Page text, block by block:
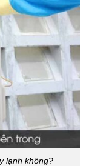
lạnh không?